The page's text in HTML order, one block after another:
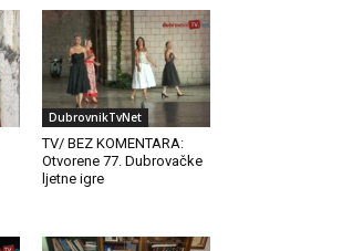
DubrovnikTvNet
TV/ BEZ KOMENTARA:
Otvorene 77. Dubrovačke
ljetne igre